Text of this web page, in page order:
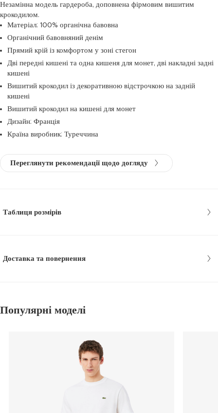
Незамінна модель гардероба, доповнена фірмовим вишитим
крокодилом.
Матеріал: 100% органічна бавовна
Органічний бавовняний денім
Прямий крій із комфортом у зоні стегон
Дві передні кишені та одна кишеня для монет, дві накладні задні
кишені
Вишитий крокодил із декоративною відстрочкою на задній
кишені
Вишитий крокодил на кишені для монет
Дизайн: Франція
Країна виробник: Туреччина
Переглянути рекомендації щодо догляду
Таблиця розмірів
Доставка та повернення
Популярні моделі